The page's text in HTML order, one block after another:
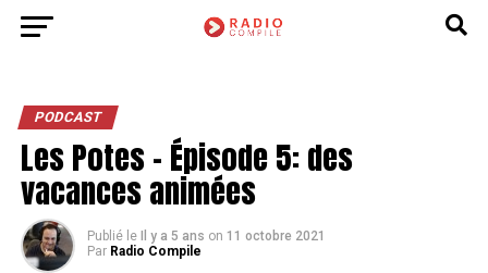
PODCAST
Les Potes – Épisode 5: des
vacances animées
Publié le Il y a 5 ans on 11 octobre 2021
Par Radio Compile